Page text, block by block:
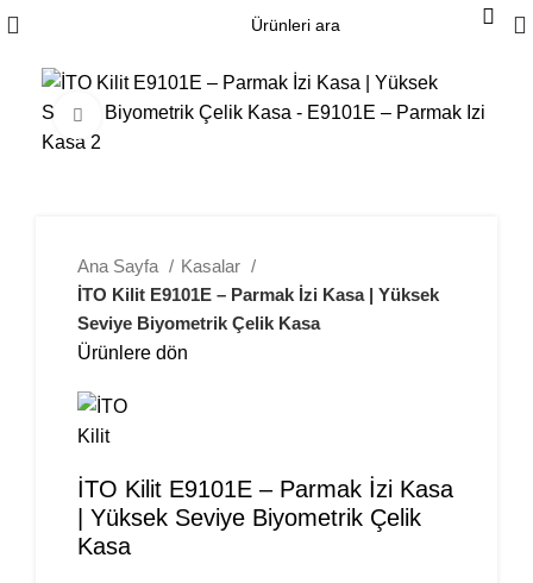
Büyütmek için tıklayın
Ana Sayfa
Kasalar
İTO Kilit E9101E – Parmak İzi Kasa | Yüksek
Seviye Biyometrik Çelik Kasa
Ürünlere dön
İTO Kilit E9101E – Parmak İzi Kasa
| Yüksek Seviye Biyometrik Çelik
Kasa